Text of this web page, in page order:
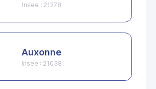
Insee : 21278
Auxonne
Insee : 21038